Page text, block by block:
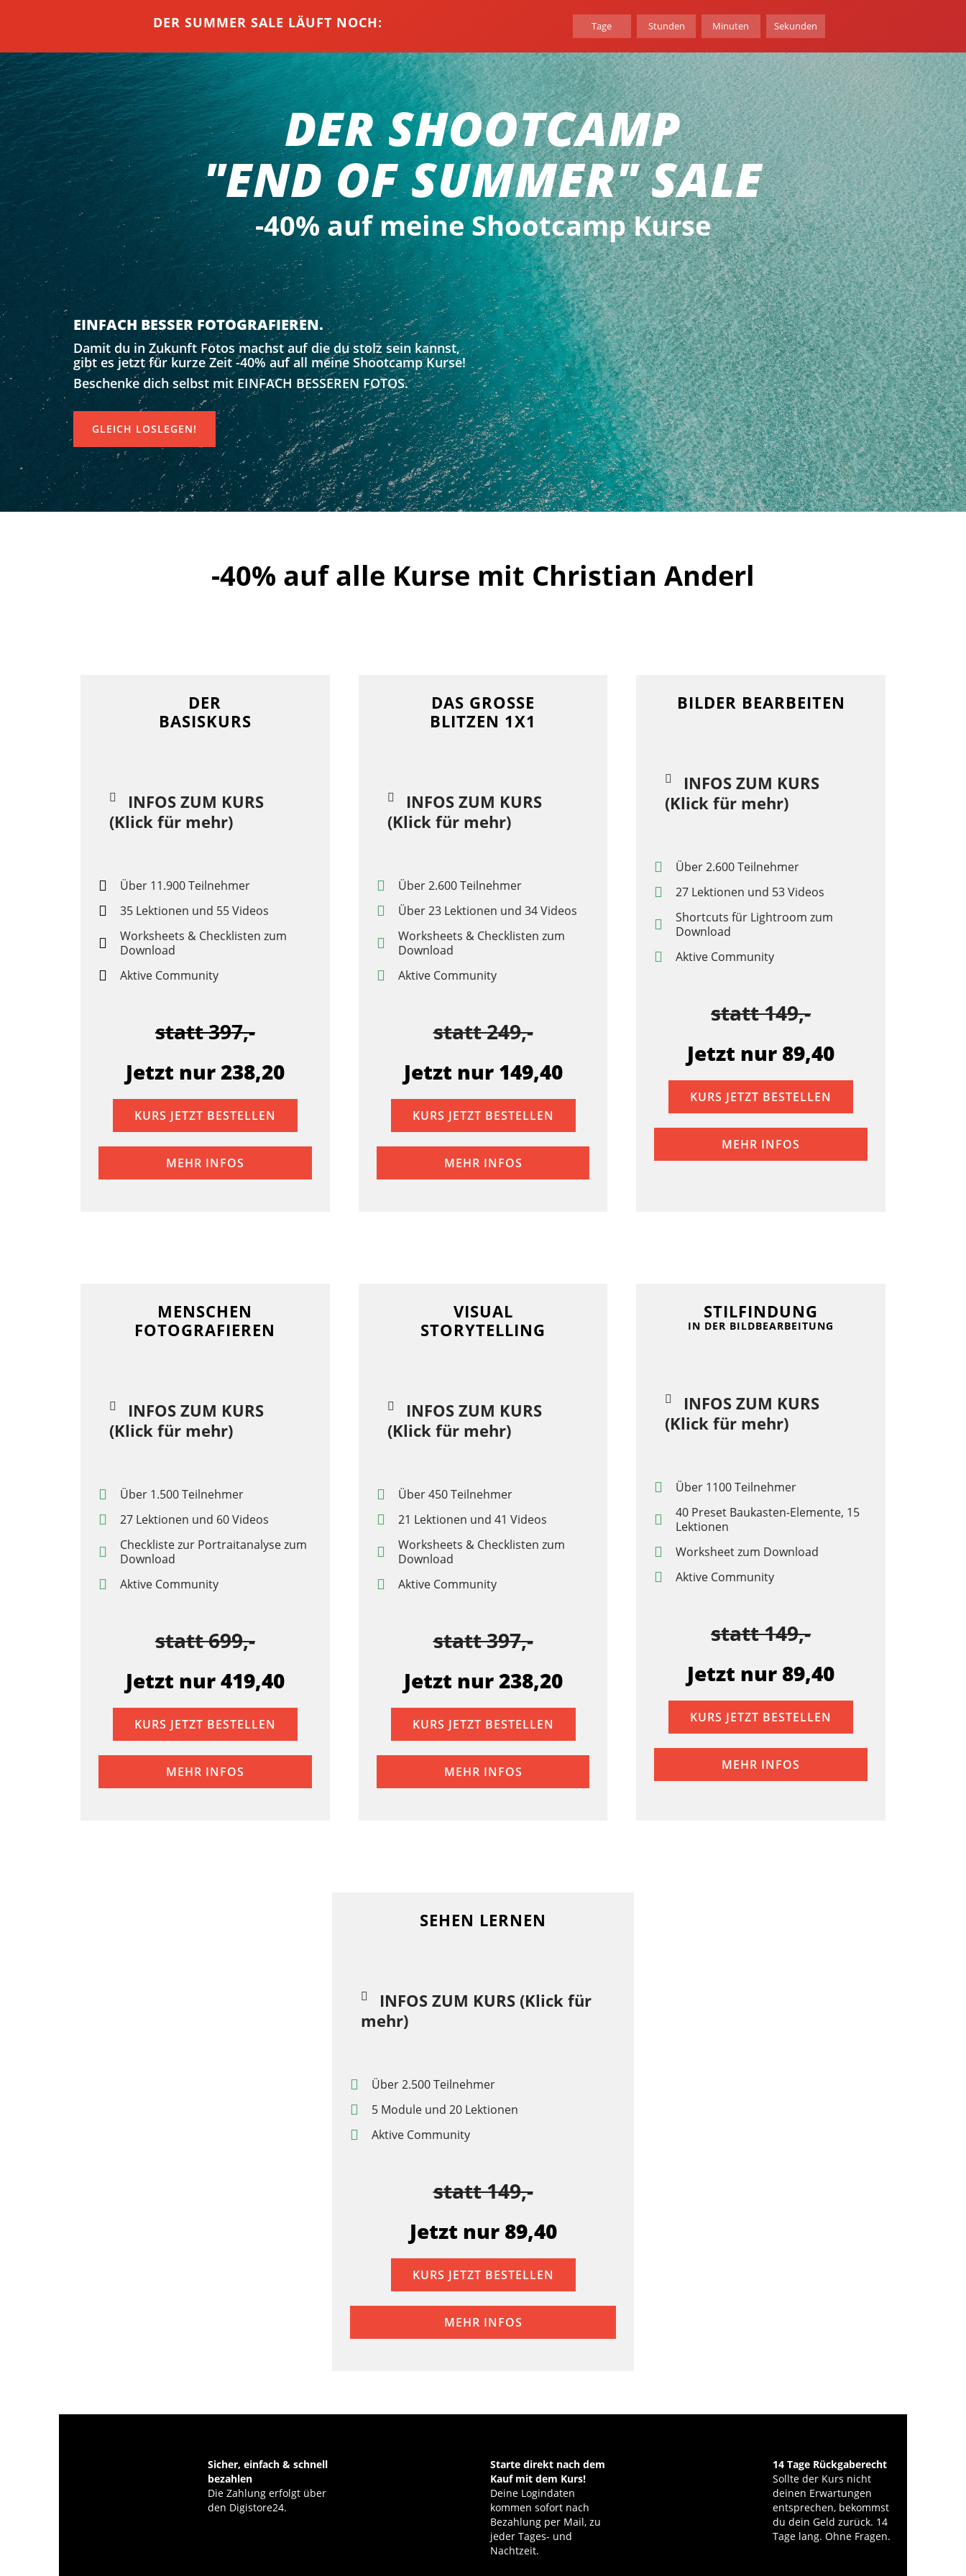
DER SUMMER SALE LÄUFT NOCH: Tage Stunden Minuten Sekunden
DER SHOOTCAMP
"END OF SUMMER" SALE
-40% auf meine Shootcamp Kurse
EINFACH BESSER FOTOGRAFIEREN.
Damit du in Zukunft Fotos machst auf die du stolz sein kannst,
gibt es jetzt für kurze Zeit -40% auf all meine Shootcamp Kurse!
Beschenke dich selbst mit EINFACH BESSEREN FOTOS.
GLEICH LOSLEGEN!
-40% auf alle Kurse mit Christian Anderl
DER
BASISKURS
INFOS ZUM KURS
(Klick für mehr)
Über 11.900 Teilnehmer
35 Lektionen und 55 Videos
Worksheets & Checklisten zum
Download
Aktive Community
statt 397,-
Jetzt nur 238,20
KURS JETZT BESTELLEN
MEHR INFOS
DAS GROSSE
BLITZEN 1X1
INFOS ZUM KURS
(Klick für mehr)
Über 2.600 Teilnehmer
Über 23 Lektionen und 34 Videos
Worksheets & Checklisten zum
Download
Aktive Community
statt 249,-
Jetzt nur 149,40
KURS JETZT BESTELLEN
MEHR INFOS
BILDER BEARBEITEN
INFOS ZUM KURS
(Klick für mehr)
Über 2.600 Teilnehmer
27 Lektionen und 53 Videos
Shortcuts für Lightroom zum
Download
Aktive Community
statt 149,-
Jetzt nur 89,40
KURS JETZT BESTELLEN
MEHR INFOS
MENSCHEN
FOTOGRAFIEREN
INFOS ZUM KURS
(Klick für mehr)
Über 1.500 Teilnehmer
27 Lektionen und 60 Videos
Checkliste zur Portraitanalyse zum
Download
Aktive Community
statt 699,-
Jetzt nur 419,40
KURS JETZT BESTELLEN
MEHR INFOS
VISUAL
STORYTELLING
INFOS ZUM KURS
(Klick für mehr)
Über 450 Teilnehmer
21 Lektionen und 41 Videos
Worksheets & Checklisten zum
Download
Aktive Community
statt 397,-
Jetzt nur 238,20
KURS JETZT BESTELLEN
MEHR INFOS
STILFINDUNG
IN DER BILDBEARBEITUNG
INFOS ZUM KURS
(Klick für mehr)
Über 1100 Teilnehmer
40 Preset Baukasten-Elemente, 15
Lektionen
Worksheet zum Download
Aktive Community
statt 149,-
Jetzt nur 89,40
KURS JETZT BESTELLEN
MEHR INFOS
SEHEN LERNEN
INFOS ZUM KURS (Klick für
mehr)
Über 2.500 Teilnehmer
5 Module und 20 Lektionen
Aktive Community
statt 149,-
Jetzt nur 89,40
KURS JETZT BESTELLEN
MEHR INFOS
Sicher, einfach & schnell
bezahlen
Die Zahlung erfolgt über
den Digistore24.
Starte direkt nach dem
Kauf mit dem Kurs!
Deine Logindaten
kommen sofort nach
Bezahlung per Mail, zu
jeder Tages- und
Nachtzeit.
14 Tage Rückgaberecht
Sollte der Kurs nicht
deinen Erwartungen
entsprechen, bekommst
du dein Geld zurück. 14
Tage lang. Ohne Fragen.